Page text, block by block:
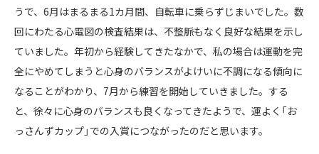
うで、6月はまるまる1カ月間、自転車に乗らずじまいでした。数
回にわたる心電図の検査結果は、不整脈もなく良好な結果を示し
ていました。年初から経験してきたなかで、私の場合は運動を完
全にやめてしまうと心身のバランスがよけいに不調になる傾向に
なることがわかり、7月から練習を開始していきました。する
と、徐々に心身のバランスも良くなってきたようで、運よく「お
っさんずカップ」での入賞につながったのだと思います。